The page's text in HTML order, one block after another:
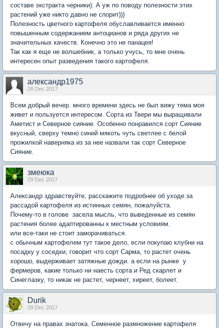
составе экстракта черники). А уж по поводу полезности этих
растений уже никто давно не спорит)))
Полезность цветного картофеля обуславливается именно
повышенным содержанием антоцианов и ряда других не
значительных качеств. Конечно это не панацея!
Так как я еще не волшебник, а только учусь, то мне очень
интересен опыт разведения такого картофеля.
александр1975
28 Dec 2017
Всем добрый вечер. много времени здесь не был вижу тема моя
живет и пользуется интересом. Сорта из Твери мы выращивали
Аметист и Северное сияние. Особенно понравился сорт Сияние
вкусный, сверху темно синий мякоть чуть светлее с белой
прожилкой наверняка из за нее назвали так сорт Северное
Сияние.
змеюка
29 Dec 2017
Александр здравствуйте, расскажите подробнее об уходе за
рассадой картофеля из истинных семян, пожалуйста.
Почему-то в голове засела мысль, что выведенные из семян
растения более адаптированны к местным условиям.
или все-таки не стоит заморачиваться.
с обычным картофелем тут такое дело, если покупаю клубни на
посадку у соседки, говорит что сорт Сарма, то растет очень
хорошо, выдерживает затяжные дожди. а если на рынке у
фермеров, какие только ни наесть сорта и Ред скарлет и
Синеглазку, то никак не растет, чернеет, хиреет, болеет.
Durik
29 Dec 2017
Отвечу на правах знатока. Семенное размножение картофеля